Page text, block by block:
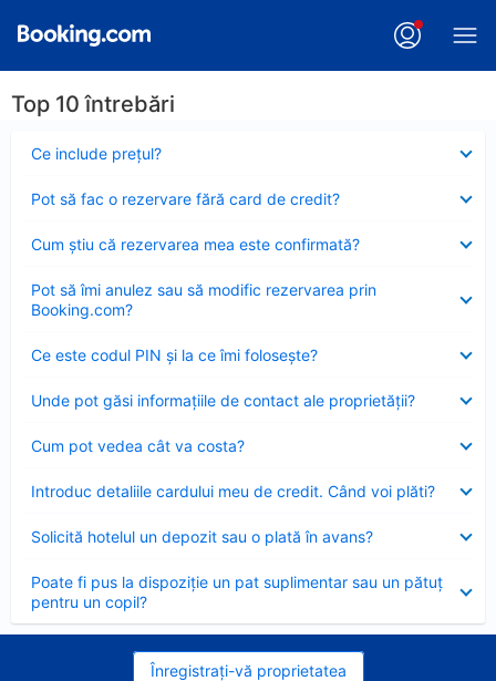
Top 10 întrebări
Ce include preţul?
închis
Pot să fac o rezervare fără card de credit?
închis
Cum ştiu că rezervarea mea este confirmată?
închis
Pot să îmi anulez sau să modific rezervarea prin
Booking.com?
închis
Ce este codul PIN şi la ce îmi foloseşte?
închis
Unde pot găsi informațiile de contact ale proprietății?
închis
Cum pot vedea cât va costa?
închis
Introduc detaliile cardului meu de credit. Când voi plăti?
închis
Solicită hotelul un depozit sau o plată în avans?
închis
Poate fi pus la dispoziție un pat suplimentar sau un pătuț
pentru un copil?
închis
Înregistrați-vă proprietatea